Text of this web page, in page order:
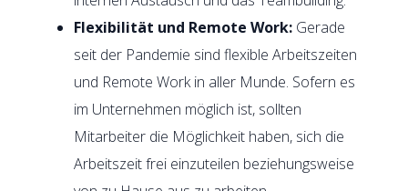
Flexibilität und Remote Work:Gerade
seit der Pandemie sind flexible Arbeitszeiten
und Remote Work in aller Munde. Sofern es
im Unternehmen möglich ist, sollten
Mitarbeiter die Möglichkeit haben, sich die
Arbeitszeit frei einzuteilen beziehungsweise